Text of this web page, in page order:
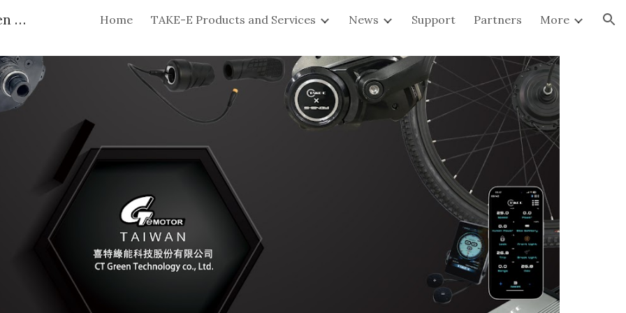
to main content Skip to navigation
TAKE-E ebike 電動自行車 CT Green 喜特綠能 Home TAKE-E Products and Services News Support Partners More